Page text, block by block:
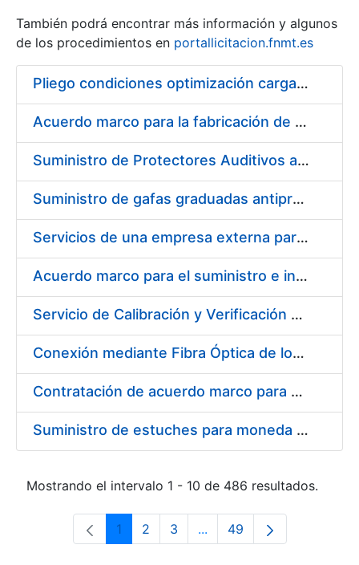
También podrá encontrar más información y algunos
de los procedimientos en portallicitacion.fnmt.es
Pliego condiciones optimización cargas compras firmado
Acuerdo marco para la fabricación de piezas
Suministro de Protectores Auditivos a medida para las personas trabajadoras de los Centros de Trabajo de Madrid y Burgos
Suministro de gafas graduadas antiproyecciones para los trabajadores de la FNMT-RCM en los centros de trabajo de Madrid y Burgos
Servicios de una empresa externa para el asesoramiento y resolución de los recursos de alzada que se presentan relacionados con procesos de selección para la FNMT-RCM
Acuerdo marco para el suministro e instalación de persianas, estores y otros complementos
Servicio de Calibración y Verificación Externa de los Equipos de Medición del Servicio de Prevención de la FNMT-RCM
Conexión mediante Fibra Óptica de los Centros de Proceso de Datos (CPDs) de las sedes de la FNMT-RCM de Burgos y Madrid
Contratación de acuerdo marco para el Suministro de Material de Electricidad para la Fábrica Nacional de Moneda y Timbre-Real Casa de la Moneda en su centro de trabajo de Burgos
Suministro de estuches para moneda de 30 €
Mostrando el intervalo 1 - 10 de 486 resultados.
Página
1 Página
2 Página
3 ...Páginas intermedias Use
Página
49